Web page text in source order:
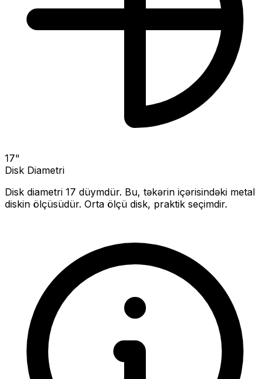
17"
Disk Diametri
Disk diametri 17 düymdür. Bu, təkərin içərisindəki metal
diskin ölçüsüdür. Orta ölçü disk, praktik seçimdir.